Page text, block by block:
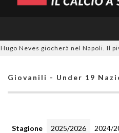
giocherà nel Napoli. Il pivot
Giovanili - Under 19
Stagione 2025/2026 2024/